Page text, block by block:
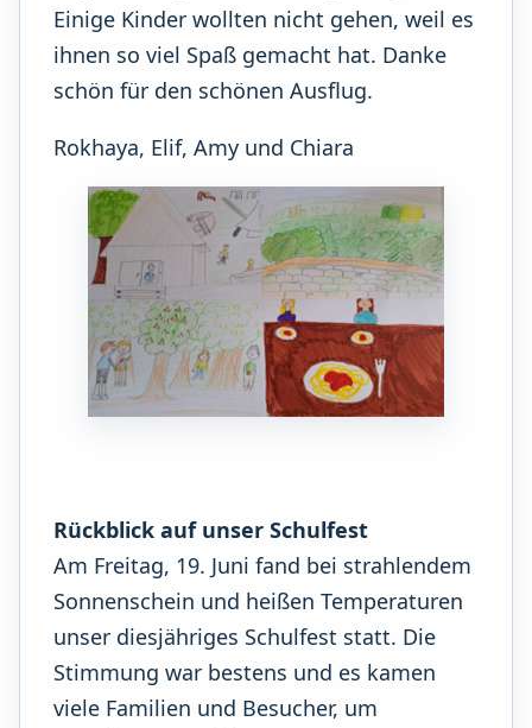
Einige Kinder wollten nicht gehen, weil es
ihnen so viel Spaß gemacht hat. Danke
schön für den schönen Ausflug.
Rokhaya, Elif, Amy und Chiara
Rückblick auf unser Schulfest
Am Freitag, 19. Juni fand bei strahlendem
Sonnenschein und heißen Temperaturen
unser diesjähriges Schulfest statt. Die
Stimmung war bestens und es kamen
viele Familien und Besucher, um